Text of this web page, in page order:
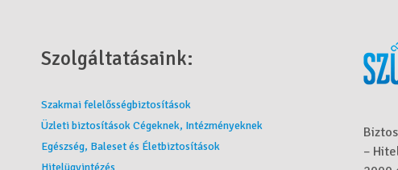
Szolgáltatásaink:
Szakmai felelősségbiztosítások
Üzleti biztosítások Cégeknek, Intézményeknek
Egészség, Baleset és Életbiztosítások
Hitelügyintézés
–